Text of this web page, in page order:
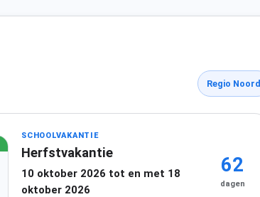
Regio Noord
SCHOOLVAKANTIE
Herfstvakantie
10 oktober 2026 tot en met 18
oktober 2026
62
dagen